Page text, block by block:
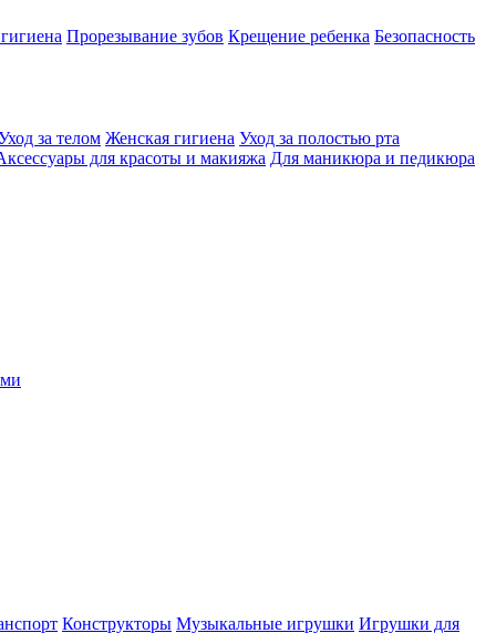
Прорезывание зубов Крещение ребенка Безопасность
за телом Женская гигиена Уход за полостью рта
для красоты и макияжа Для маникюра и педикюра
Конструкторы Музыкальные игрушки Игрушки для